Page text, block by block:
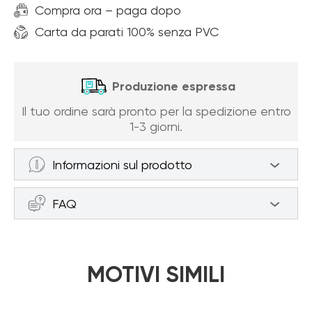
Compra ora – paga dopo
Carta da parati 100% senza PVC
Produzione espressa
Il tuo ordine sarà pronto per la spedizione entro
1-3 giorni.
Informazioni sul prodotto
Carta da parati vista sulla roccia e sul
mare (articolo a94610 ) da categoria
in tessuto non tessuto, che è al 100% priva di
FAQ
effettuare un ordine?
MOTIVI SIMILI